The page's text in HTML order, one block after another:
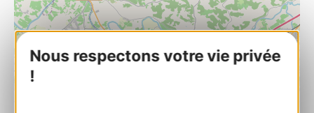
Nous respectons votre vie privée
!